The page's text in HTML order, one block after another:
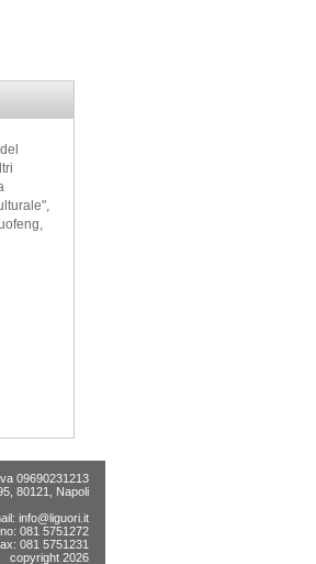
09690231213
80121, Napoli
info@liguori.it
081 5751272
081 5751231
copyright 2026